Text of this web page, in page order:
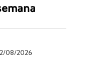
08/2026